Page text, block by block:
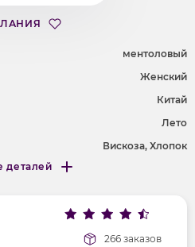
ментоловый
Женский
Китай
Лето
Вискоза, Хлопок
текстильный
длинные
деталей
деталей
266 заказов